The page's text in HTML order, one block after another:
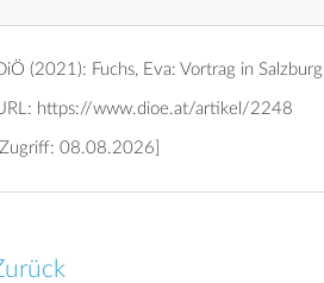
(2021): Fuchs, Eva: Vortrag in
https://www.dioe.at/artikel/2248
[Zugriff: 08.08.2026]